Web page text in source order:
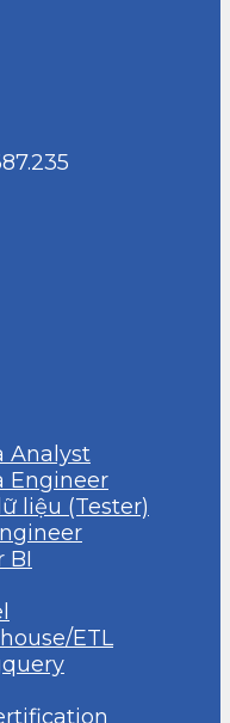
Analyst
Engineer
liệu (Tester)
BI
ETL